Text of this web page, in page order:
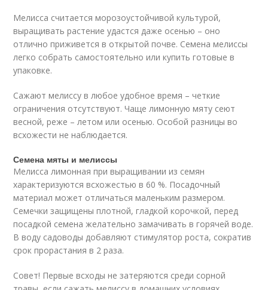
Мелисса считается морозоустойчивой культурой,
выращивать растение удастся даже осенью – оно
отлично приживется в открытой почве. Семена мелиссы
легко собрать самостоятельно или купить готовые в
упаковке.
Сажают мелиссу в любое удобное время – четкие
ограничения отсутствуют. Чаще лимонную мяту сеют
весной, реже – летом или осенью. Особой разницы во
всхожести не наблюдается.
Семена мяты и мелиссы
Мелисса лимонная при выращивании из семян
характеризуются всхожестью в 60 %. Посадочный
материал может отличаться маленьким размером.
Семечки защищены плотной, гладкой корочкой, перед
посадкой семена желательно замачивать в горячей воде.
В воду садоводы добавляют стимулятор роста, сократив
срок прорастания в 2 раза.
Совет! Первые всходы не затеряются среди сорной